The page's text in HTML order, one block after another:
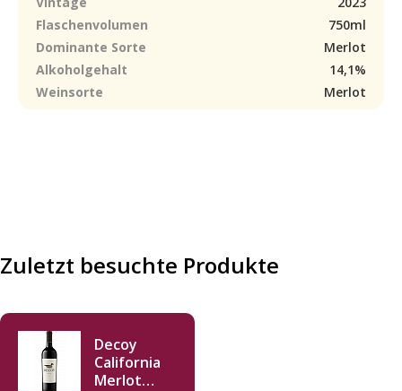
Flaschenvolumen
750ml
Dominante Sorte
Merlot
Alkoholgehalt
14,1%
Weinsorte
Merlot
Zuletzt besuchte Produkte
Decoy
California
Merlot